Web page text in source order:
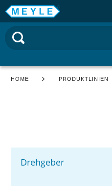
HOME PRODUKTLINIEN
Drehgeber